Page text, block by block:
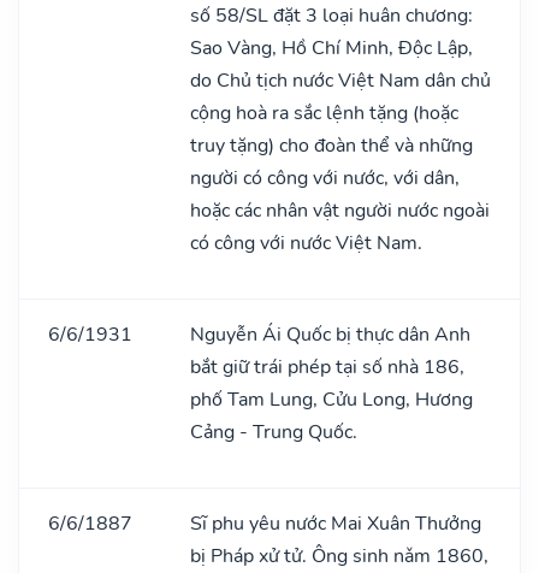
số 58/SL đặt 3 loại huân chương:
Sao Vàng, Hồ Chí Minh, Độc Lập,
do Chủ tịch nước Việt Nam dân chủ
cộng hoà ra sắc lệnh tặng (hoặc
truy tặng) cho đoàn thể và những
người có công với nước, với dân,
hoặc các nhân vật người nước ngoài
có công với nước Việt Nam.
6/6/1931
Nguyễn Ái Quốc bị thực dân Anh
bắt giữ trái phép tại số nhà 186,
phố Tam Lung, Cửu Long, Hương
Cảng - Trung Quốc.
6/6/1887
Sĩ phu yêu nước Mai Xuân Thưởng
bị Pháp xử tử. Ông sinh nǎm 1860,